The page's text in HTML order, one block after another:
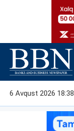
6 Avqust 2026 18:38